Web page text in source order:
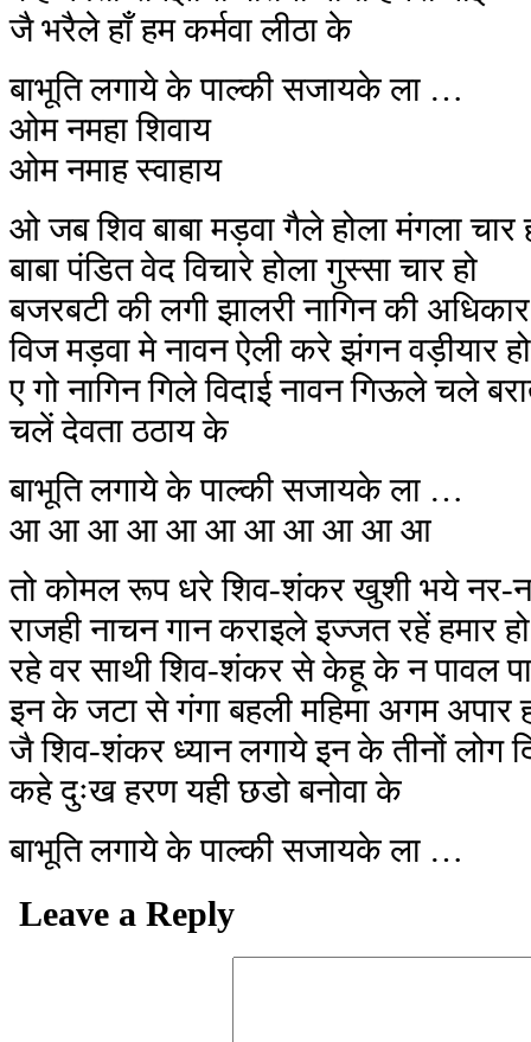
जै भरैले हाँ हम कर्मवा लीठा के
बाभूति लगाये के पाल्की सजायके ला …
ओम नमहा शिवाय
ओम नमाह स्वाहाय
ओ जब शिव बाबा मड़वा गैले होला मंगला चार
बाबा पंडित वेद विचारे होला गुस्सा चार हो
बजरबटी की लगी झालरी नागिन की अधिकार
विज मड़वा मे नावन ऐली करे झंगन वड़ीयार हो
ए गो नागिन गिले विदाई नावन गिऊले चले
चलें देवता ठठाय के
बाभूति लगाये के पाल्की सजायके ला …
आ आ आ आ आ आ आ आ आ आ आ
तो कोमल रूप धरे शिव-शंकर खुशी भये नर-
राजही नाचन गान कराइले इज्जत रहें हमार हो
रहे वर साथी शिव-शंकर से केहू के न पावल
इन के जटा से गंगा बहली महिमा अगम अपार
जै शिव-शंकर ध्यान लगाये इन के तीनों लोग
कहे दुःख हरण यही छडो बनोवा के
बाभूति लगाये के पाल्की सजायके ला …
Leave a Reply